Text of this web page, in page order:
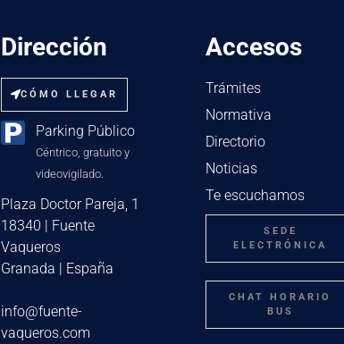
Dirección
CÓMO LLEGAR
Parking Público
Céntrico, gratuito y
videovigilado.
Plaza Doctor Pareja, 1
18340 | Fuente
Vaqueros
Granada | España
info@fuente-
vaqueros.com
Accesos
Trámites
Normativa
Directorio
Noticias
Te escuchamos
SEDE
ELECTRÓNICA
CHAT HORARIO
BUS